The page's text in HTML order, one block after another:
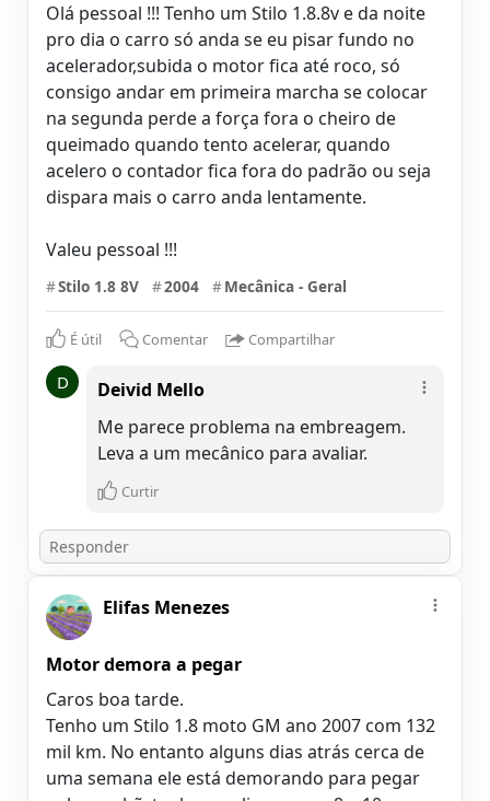
Olá pessoal !!! Tenho um Stilo 1.8.8v e da noite
pro dia o carro só anda se eu pisar fundo no
acelerador,subida o motor fica até roco, só
consigo andar em primeira marcha se colocar
na segunda perde a força fora o cheiro de
queimado quando tento acelerar, quando
acelero o contador fica fora do padrão ou seja
dispara mais o carro anda lentamente.
Valeu pessoal !!!
#Stilo 1.8 8V #2004 #Mecânica - Geral
É útil Comentar Compartilhar
D
Deivid Mello
Me parece problema na embreagem.
Leva a um mecânico para avaliar.
Curtir
Elifas Menezes
Motor demora a pegar
Caros boa tarde.
Tenho um Stilo 1.8 moto GM ano 2007 com 132
mil km. No entanto alguns dias atrás cerca de
uma semana ele está demorando para pegar